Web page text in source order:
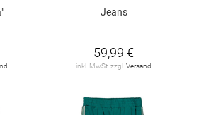
Jeans
59,99 €
inkl. MwSt. zzgl.Versand